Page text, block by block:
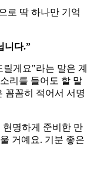
로 딱 하나만 기억
니다.”
게요"라는 말은 계
리를 들어도 할 말
꼼꼼히 적어서 서명
명하게 준비한 만
거예요. 기분 좋은